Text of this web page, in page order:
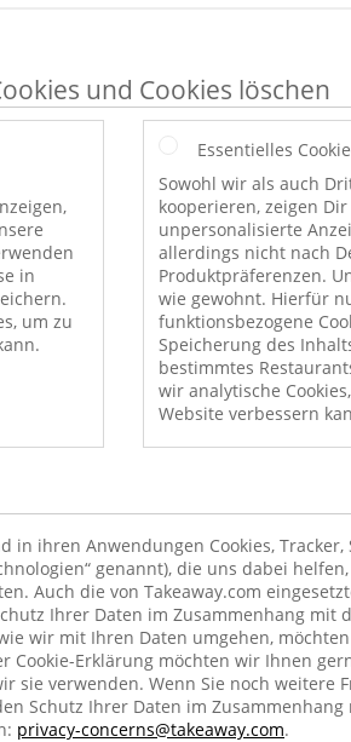
und Cookies löschen
in
um zu
Essentielles
Sowohl wir als auch
kooperieren, zeigen
unpersonalisierte
allerdings nicht nach
Produktpräferenzen.
wie gewohnt. Hierfür
funktionsbezogene
Speicherung des
bestimmtes
wir analytische
Website verbessern
in ihren Anwendungen Cookies,
genannt), die uns dabei
Auch die von Takeaway.com
Ihrer Daten im Zusammenhang mit
wir mit Ihren Daten umgehen,
Cookie-Erklärung möchten wir Ihnen
sie verwenden. Wenn Sie noch weitere
Schutz Ihrer Daten im
privacy-concerns@takeaway.com.